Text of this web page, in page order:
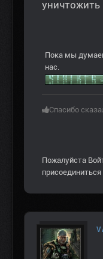
уничтожить
Пока мы
нас.
Спасибо
Пожалуйста